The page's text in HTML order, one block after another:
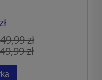
49,99 zł
zł